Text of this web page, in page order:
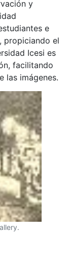
y
e
propiciando el
Icesi es
facilitando
las imágenes.